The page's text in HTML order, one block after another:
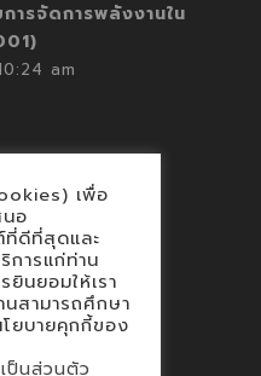
ารจัดการพลังงานใน
am
เพื่อ
อ
ที่ดีที่สุดและ
การแก่ท่าน
ยินยอมให้เรา
นสามารถศึกษา
โยบายคุกกี้ของ
ป็นส่วนตัว